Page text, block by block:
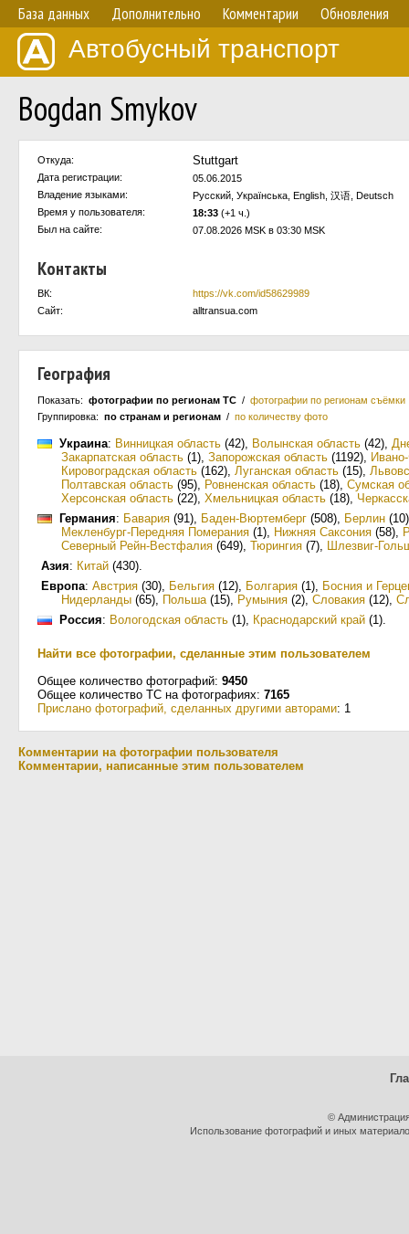
База данных Дополнительно Комментарии Обновления
Автобусный транспорт
Bogdan Smykov
Откуда: Stuttgart
Дата регистрации:
05.06.2015
Владение языками:
Русский, Українська, English, 汉语, Deutsch
Время у пользователя:
18:33 (+1 ч.)
Был на сайте:
07.08.2026 MSK в 03:30 MSK
Контакты
ВК:
https://vk.com/id58629989
Сайт:
alltransua.com
География
Показать: фотографии по регионам ТС / фотографии по регионам съёмки
Группировка: по странам и регионам / по количеству фото
Украина: Винницкая область (42), Волынская область (42),
Закарпатская область (1), Запорожская область (1192),
Кировоградская область (162), Луганская область (15),
Полтавская область (95), Ровненская область (18), Сумская
Херсонская область (22), Хмельницкая область (18),
Германия: Бавария (91), Баден-Вюртемберг (508), Берлин (10)
Мекленбург-Передняя Померания (1), Нижняя Саксония (58),
Северный Рейн-Вестфалия (649), Тюрингия (7), Шлезвиг-
Азия: Китай (430).
Европа: Австрия (30), Бельгия (12), Болгария (1), Босния и
Нидерланды (65), Польша(15), Румыния (2), Словакия (12),
Россия: Вологодская область (1), Краснодарский край (1).
Найти все фотографии, сделанные этим пользователем
Общее количество фотографий: 9450
Общее количество ТС на фотографиях: 7165
Прислано фотографий, сделанных другими авторами: 1
Комментарии на фотографии пользователя
Комментарии, написанные этим пользователем
©
Использование фотографий и иных